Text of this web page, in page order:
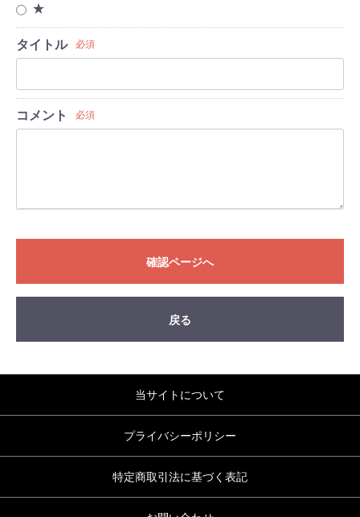
★
タイトル 必須
コメント 必須
確認ページへ
戻る
当サイトについて
プライバシーポリシー
特定商取引法に基づく表記